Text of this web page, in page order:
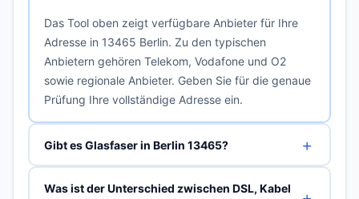
Das Tool oben zeigt verfügbare Anbieter für Ihre
Adresse in 13465 Berlin. Zu den typischen
Anbietern gehören Telekom, Vodafone und O2
sowie regionale Anbieter. Geben Sie für die genaue
Prüfung Ihre vollständige Adresse ein.
Gibt es Glasfaser in Berlin 13465?
Was ist der Unterschied zwischen DSL, Kabel